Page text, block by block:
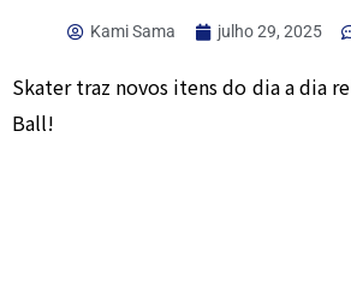
Kami Sama julho 29, 2025
Skater traz novos itens do dia a dia
Ball!